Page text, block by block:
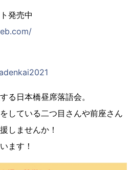
発売中
る日本橋昼席落語会。
している二つ目さんや前座さん
しませんか！
ます！